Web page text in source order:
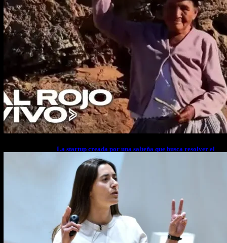
La startup creada por una salteña que busca resolver el
estrés financiero en Latinoamérica